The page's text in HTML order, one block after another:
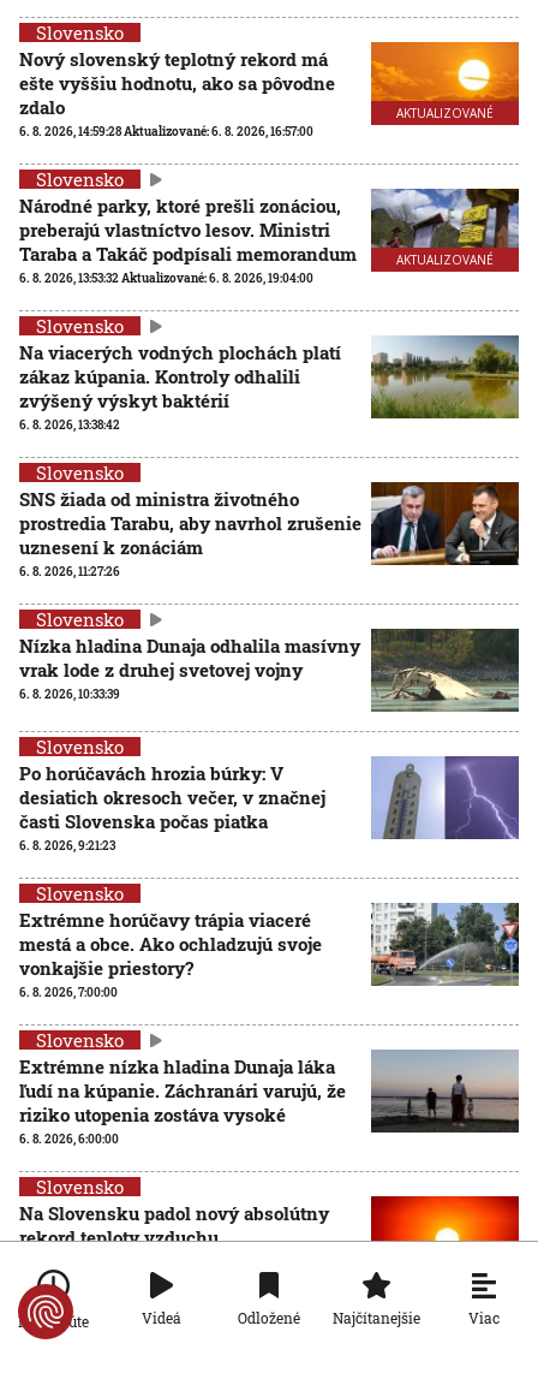
AKTUALIZOVANÉ
Slovensko
Nový slovenský teplotný rekord má
ešte vyššiu hodnotu, ako sa pôvodne
zdalo
6. 8. 2026, 14:59:28Aktualizované:6. 8. 2026, 16:57:00
AKTUALIZOVANÉ
Slovensko
Národné parky, ktoré prešli zonáciou,
preberajú vlastníctvo lesov. Ministri
Taraba a Takáč podpísali memorandum
6. 8. 2026, 13:53:32Aktualizované:6. 8. 2026, 19:04:00
Slovensko
Na viacerých vodných plochách platí
zákaz kúpania. Kontroly odhalili
zvýšený výskyt baktérií
6. 8. 2026, 13:38:42
Slovensko
SNS žiada od ministra životného
prostredia Tarabu, aby navrhol zrušenie
uznesení k zonáciám
6. 8. 2026, 11:27:26
Slovensko
Nízka hladina Dunaja odhalila masívny
vrak lode z druhej svetovej vojny
6. 8. 2026, 10:33:39
Slovensko
Po horúčavách hrozia búrky: V
desiatich okresoch večer, v značnej
časti Slovenska počas piatka
6. 8. 2026, 9:21:23
Slovensko
Extrémne horúčavy trápia viaceré
mestá a obce. Ako ochladzujú svoje
vonkajšie priestory?
6. 8. 2026, 7:00:00
Slovensko
Extrémne nízka hladina Dunaja láka
ľudí na kúpanie. Záchranári varujú, že
riziko utopenia zostáva vysoké
6. 8. 2026, 6:00:00
Slovensko
Na Slovensku padol nový absolútny
rekord teploty vzduchu
Po minúte Videá Odložené Najčítanejšie Viac